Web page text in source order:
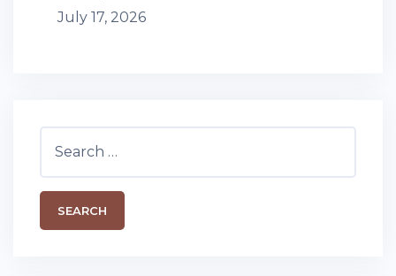
July 17, 2026